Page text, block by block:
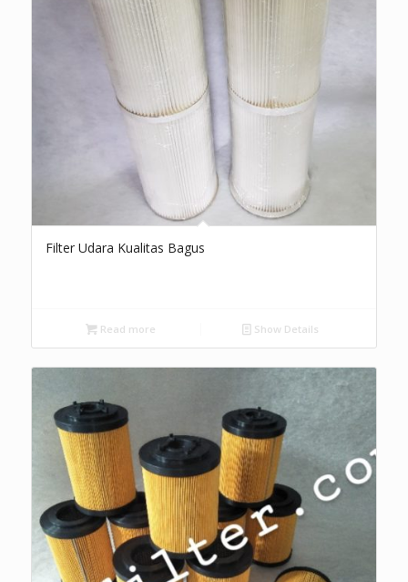
Filter Udara Kualitas Bagus
Read more Show Details